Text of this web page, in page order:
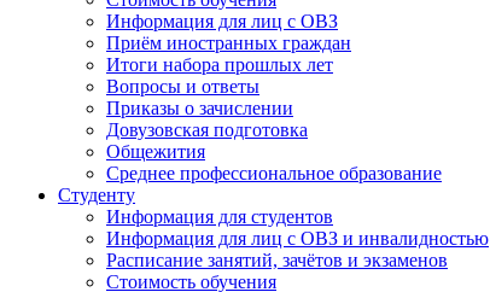
Информация для лиц с ОВЗ
Приём иностранных граждан
Итоги набора прошлых лет
Вопросы и ответы
Приказы о зачислении
Довузовская подготовка
Общежития
Среднее профессиональное образование
Студенту
Информация для студентов
Информация для лиц с ОВЗ и инвалидностью
Расписание занятий, зачётов и экзаменов
Стоимость обучения